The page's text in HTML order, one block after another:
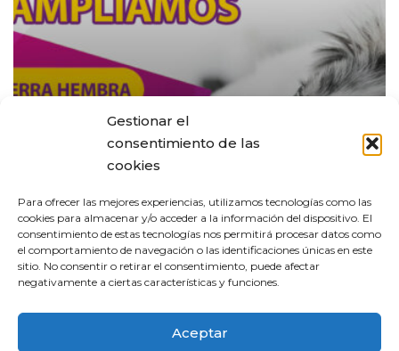
Gestionar el
consentimiento de las
cookies
Para ofrecer las mejores experiencias, utilizamos tecnologías como las
cookies para almacenar y/o acceder a la información del dispositivo. El
consentimiento de estas tecnologías nos permitirá procesar datos como
el comportamiento de navegación o las identificaciones únicas en este
sitio. No consentir o retirar el consentimiento, puede afectar
negativamente a ciertas características y funciones.
Aceptar
Ofertas
AMPLIAMOS CAMPAÑA
ESTERILIZACIÓN EN
MEGAMASCOTAS